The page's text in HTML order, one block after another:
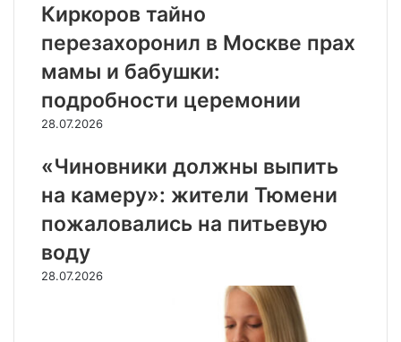
Киркоров тайно
перезахоронил в Москве прах
мамы и бабушки:
подробности церемонии
28.07.2026
«Чиновники должны выпить
на камеру»: жители Тюмени
пожаловались на питьевую
воду
28.07.2026